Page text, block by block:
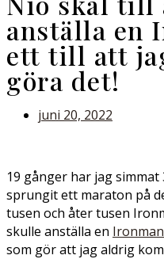
anställa en
ett till att
göra det!
juni 20, 2022
19 gånger har jag simmat
sprungit ett maraton på
tusen och åter tusen
skulle anställa en
som gör att jag aldrig